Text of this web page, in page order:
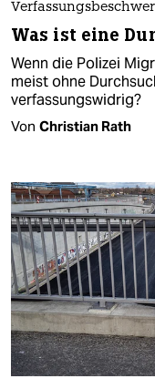
Was ist eine
Wenn die Polizei
meist ohne
verfassungswidrig?
Von Christian Rath